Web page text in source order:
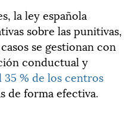
la ley española
sobre las punitivas,
se gestionan con
conductual y
35 % de los centros
de forma efectiva.